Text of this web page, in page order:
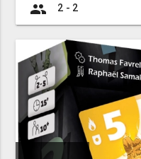
group 2 - 2